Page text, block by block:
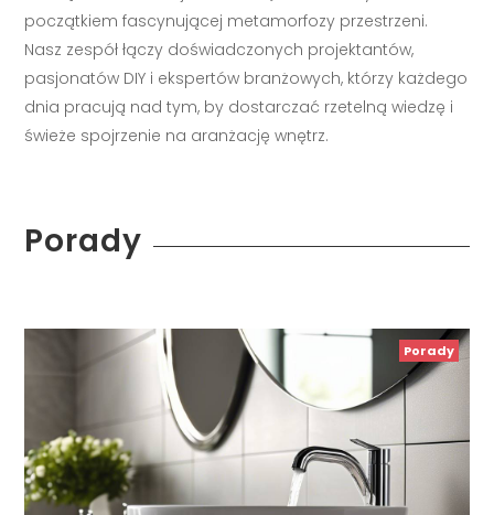
początkiem fascynującej metamorfozy przestrzeni.
Nasz zespół łączy doświadczonych projektantów,
pasjonatów DIY i ekspertów branżowych, którzy każdego
dnia pracują nad tym, by dostarczać rzetelną wiedzę i
świeże spojrzenie na aranżację wnętrz.
Porady
Porady